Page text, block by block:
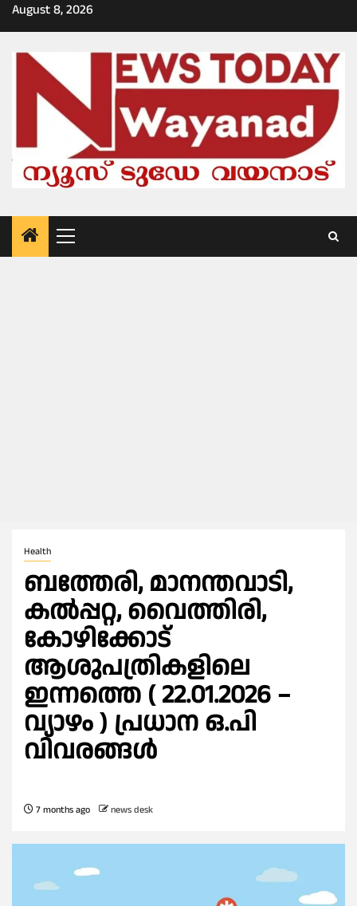
Skip
to
August 8, 2026
Primary
Menu
Health
ബത്തേരി, മാനന്തവാടി,
കൽപ്പറ്റ, വൈത്തിരി,
കോഴിക്കോട്
ആശുപത്രികളിലെ
ഇന്നത്തെ ( 22.01.2026 –
വ്യാഴം ) പ്രധാന ഒ.പി
വിവരങ്ങൾ
7 months ago news desk